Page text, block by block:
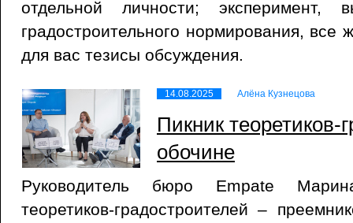
отдельной личности; эксперимент,
градостроительного нормирования,
для вас тезисы обсуждения.
14.08.2025 Алёна Кузнецова
Пикник теоретиков-
обочине
Руководитель бюро Empate
теоретиков-градостроителей –